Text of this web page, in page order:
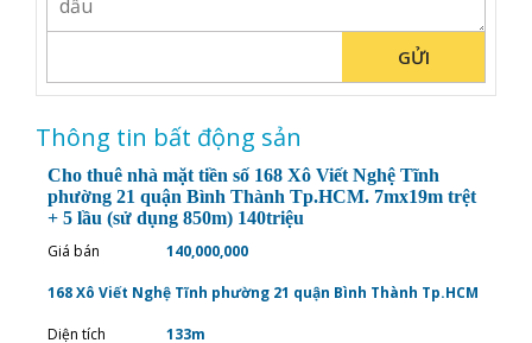
GỬI
Thông tin bất động sản
Cho thuê nhà mặt tiền số 168 Xô Viết Nghệ Tĩnh
phường 21 quận Bình Thành Tp.HCM. 7mx19m trệt
+ 5 lầu (sử dụng 850m) 140triệu
Giá bán
140,000,000
168 Xô Viết Nghệ Tĩnh phường 21 quận Bình Thành Tp.HCM
Diện tích 133m